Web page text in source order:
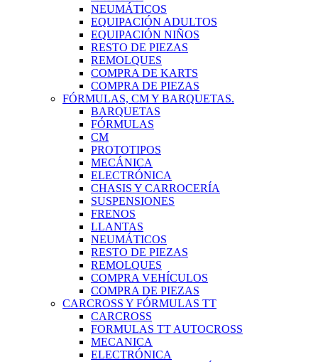
NEUMÁTICOS
EQUIPACIÓN ADULTOS
EQUIPACIÓN NIÑOS
RESTO DE PIEZAS
REMOLQUES
COMPRA DE KARTS
COMPRA DE PIEZAS
FÓRMULAS, CM Y BARQUETAS.
BARQUETAS
FÓRMULAS
CM
PROTOTIPOS
MECÁNICA
ELECTRÓNICA
CHASIS Y CARROCERÍA
SUSPENSIONES
FRENOS
LLANTAS
NEUMÁTICOS
RESTO DE PIEZAS
REMOLQUES
COMPRA VEHÍCULOS
COMPRA DE PIEZAS
CARCROSS Y FÓRMULAS TT
CARCROSS
FORMULAS TT AUTOCROSS
MECANICA
ELECTRÓNICA